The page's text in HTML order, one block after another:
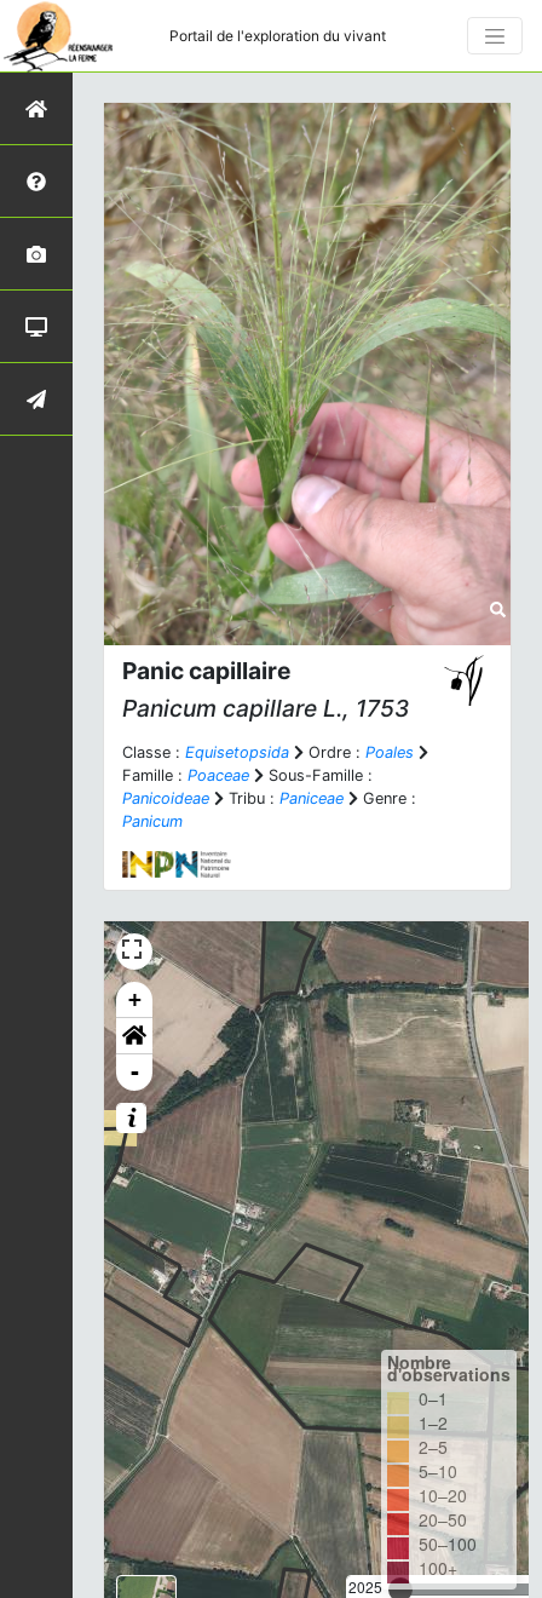
Portail de l'exploration du vivant
Panic capillaire
Panicum capillare L., 1753
Classe : Equisetopsida Ordre : Poales
Famille : Poaceae
Sous-Famille :
Panicoideae
Tribu : Paniceae
Genre :
Panicum
+
-
2025
Nombre
d'observations
0–1
1–2
2–5
5–10
10–20
20–50
50–100
100+